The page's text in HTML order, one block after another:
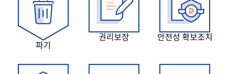
파기
권리보장 안전성 확보조치